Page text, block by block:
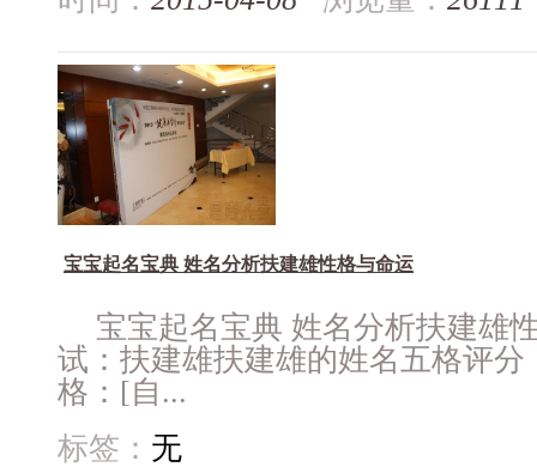
宝宝起名宝典 姓名分析扶建雄性格与命运
宝宝起名宝典 姓名分析扶建雄
试：扶建雄扶建雄的姓名五格评分
格：[自...
标签： 无